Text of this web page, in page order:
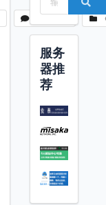
服务
器推
荐